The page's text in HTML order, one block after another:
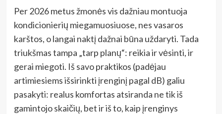
Per 2026 metus žmonės vis dažniau montuoja
kondicionierių miegamuosiuose, nes vasaros
karštos, o langai naktį dažnai būna uždaryti. Tada
triukšmas tampa „tarp planų“: reikia ir vėsinti, ir
gerai miegoti. Iš savo praktikos (padėjau
artimiesiems išsirinkti įrenginį pagal dB) galiu
pasakyti: realus komfortas atsiranda ne tik iš
gamintojo skaičių, bet ir iš to, kaip įrenginys